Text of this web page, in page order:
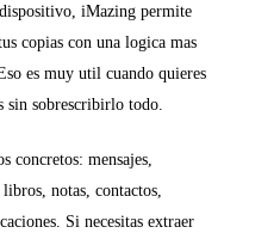
iMazing permite
copias con una logica mas
es muy util cuando quieres
sin sobrescribirlo todo.
concretos: mensajes,
notas, contactos,
Si necesitas extraer